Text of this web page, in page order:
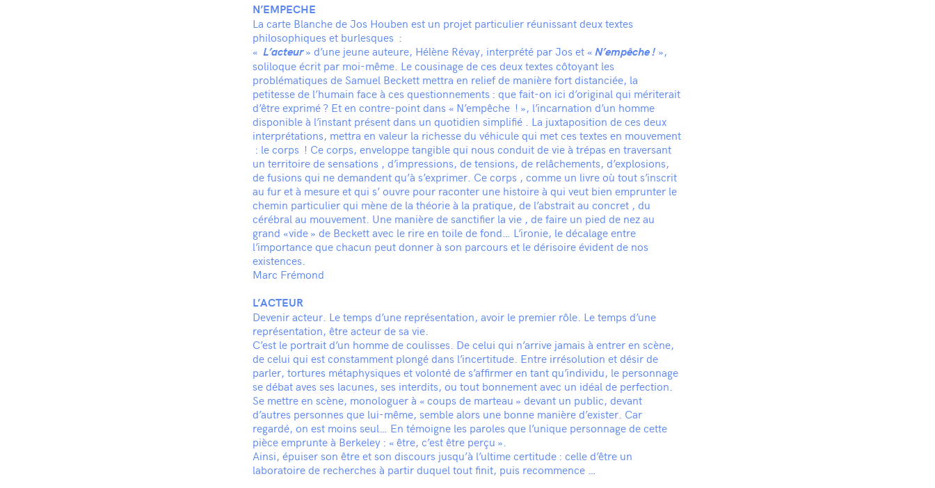
N’EMPECHE
La carte Blanche de Jos Houben est un projet particulier réunissant deux textes
philosophiques et burlesques :
« L’acteur» d’une jeune auteure, Hélène Révay, interprété par Jos et « N’empêche ! »,
soliloque écrit par moi-même. Le cousinage de ces deux textes côtoyant les
problématiques de Samuel Beckett mettra en relief de manière fort distanciée, la
petitesse de l’humain face à ces questionnements : que fait-on ici d’original qui mériterait
d’être exprimé ? Et en contre-point dans « N’empêche ! », l’incarnation d’un homme
disponible à l’instant présent dans un quotidien simplifié . La juxtaposition de ces deux
interprétations, mettra en valeur la richesse du véhicule qui met ces textes en mouvement
: le corps ! Ce corps, enveloppe tangible qui nous conduit de vie à trépas en traversant
un territoire de sensations , d’impressions, de tensions, de relâchements, d’explosions,
de fusions qui ne demandent qu’à s’exprimer. Ce corps , comme un livre où tout s’inscrit
au fur et à mesure et qui s’ ouvre pour raconter une histoire à qui veut bien emprunter le
chemin particulier qui mène de la théorie à la pratique, de l’abstrait au concret , du
cérébral au mouvement. Une manière de sanctifier la vie , de faire un pied de nez au
grand «vide » de Beckett avec le rire en toile de fond… L’ironie, le décalage entre
l’importance que chacun peut donner à son parcours et le dérisoire évident de nos
existences.
Marc Frémond
L’ACTEUR
Devenir acteur. Le temps d’une représentation, avoir le premier rôle. Le temps d’une
représentation, être acteur de sa vie.
C’est le portrait d’un homme de coulisses. De celui qui n’arrive jamais à entrer en scène,
de celui qui est constamment plongé dans l’incertitude. Entre irrésolution et désir de
parler, tortures métaphysiques et volonté de s’affirmer en tant qu’individu, le personnage
se débat aves ses lacunes, ses interdits, ou tout bonnement avec un idéal de perfection.
Se mettre en scène, monologuer à « coups de marteau » devant un public, devant
d’autres personnes que lui-même, semble alors une bonne manière d’exister. Car
regardé, on est moins seul… En témoigne les paroles que l’unique personnage de cette
pièce emprunte à Berkeley : « être, c’est être perçu ».
Ainsi, épuiser son être et son discours jusqu’à l’ultime certitude : celle d’être un
laboratoire de recherches à partir duquel tout finit, puis recommence …